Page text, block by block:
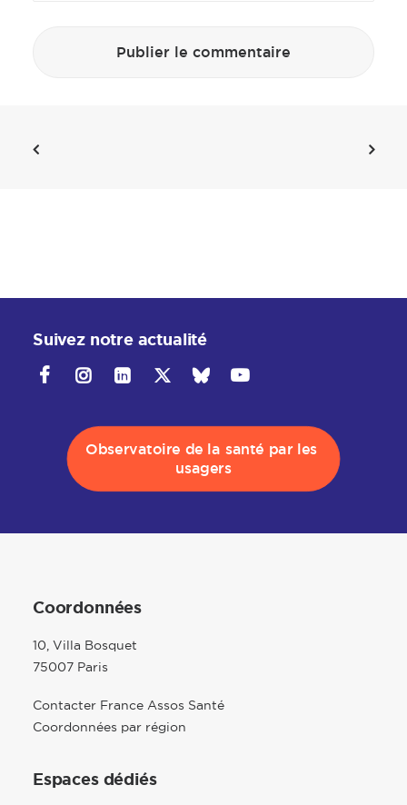
Suivez notre actualité
Observatoire de la santé par les
usagers
Coordonnées
10, Villa Bosquet
75007 Paris
Contacter France Assos Santé
Coordonnées par région
Espaces dédiés